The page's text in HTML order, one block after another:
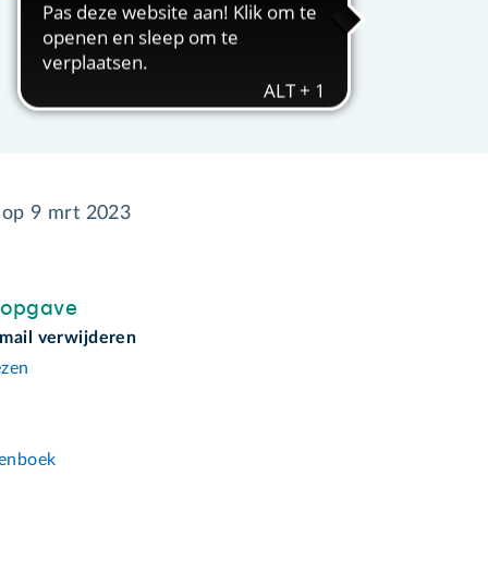
9 mrt 2023
verwijderen